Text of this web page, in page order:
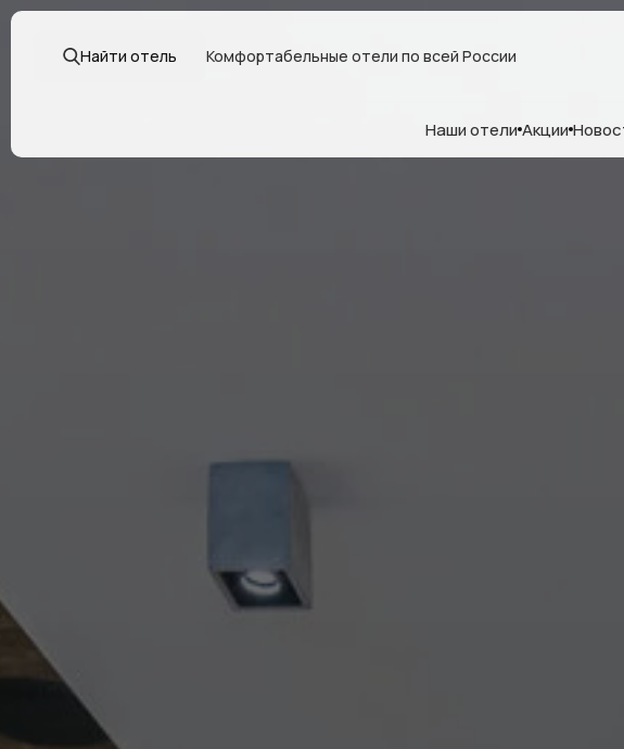
Найти отель Комфортабельные отели по всей России
Наши отели Акции